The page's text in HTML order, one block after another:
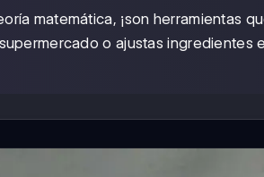
matemática, ¡son herramientas
o ajustas ingredientes